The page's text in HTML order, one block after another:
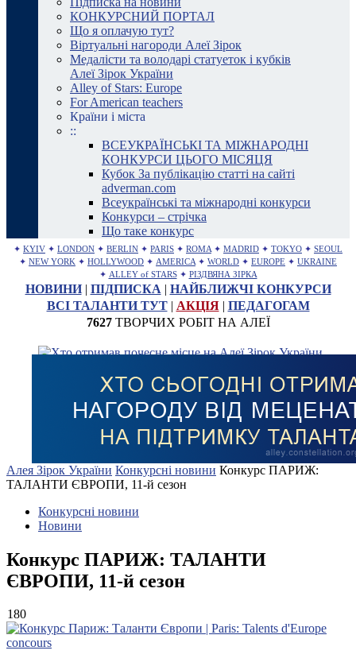
КОНКУРСНИЙ ПОРТАЛ
Що я оплачую тут?
Віртуальні нагороди Алеї Зірок
Медалісти та володарі статуеток і кубків
Алеї Зірок України
Alley of Stars: Europe
For American teachers
Країни і міста
::
ВСЕУКРАЇНСЬКІ ТА МІЖНАРОДНІ
КОНКУРСИ ЦЬОГО МІСЯЦЯ
Кубок За публікацію статті на сайті
adverman.com
Всеукраїнські та міжнародні конкурси
Конкурси – стрічка
Що таке конкурс
✦ KYIV ✦ LONDON ✦ BERLIN ✦ PARIS ✦ ROMA ✦ MADRID ✦ TOKYO ✦ SEOUL
✦ NEW YORK ✦ HOLLYWOOD ✦ AMERICA ✦ WORLD ✦ EUROPE ✦ UKRAINE
✦ ALLEY of STARS ✦ РІЗДВЯНА ЗІРКА
НОВИНИ| ПІДПИСКА | НАЙБЛИЖЧІ КОНКУРСИ
ВСІ ТАЛАНТИ ТУТ| АКЦІЯ| ПЕДАГОГАМ
7627ТВОРЧИХ РОБІТ НА АЛЕЇ
Алея Зірок України Конкурсні новини Конкурс ПАРИЖ:
ТАЛАНТИ ЄВРОПИ, 11-й сезон
Конкурсні новини
Новини
Конкурс ПАРИЖ: ТАЛАНТИ
ЄВРОПИ, 11-й сезон
180